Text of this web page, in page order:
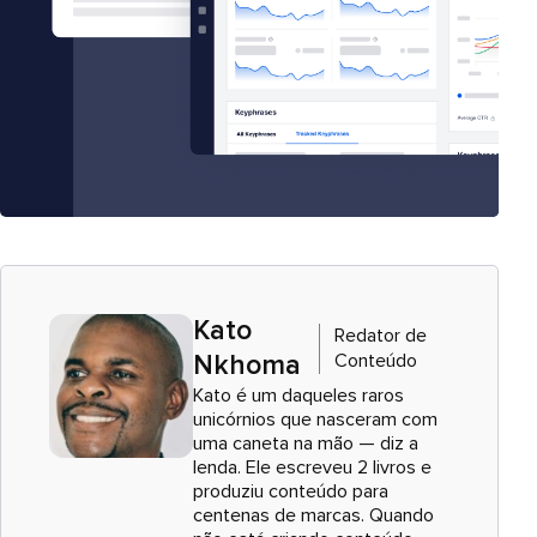
Kato
Nkhoma
Redator de
Conteúdo
Kato é um daqueles raros
unicórnios que nasceram com
uma caneta na mão — diz a
lenda. Ele escreveu 2 livros e
produziu conteúdo para
centenas de marcas. Quando